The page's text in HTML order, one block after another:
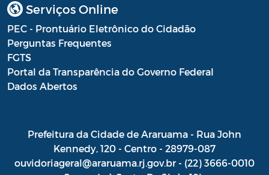
Serviços Online
PEC - Prontuário Eletrônico do Cidadão
Perguntas Frequentes
FGTS
Portal da Transparência do Governo Federal
Dados Abertos
Prefeitura da Cidade de Araruama - Rua John
Kennedy, 120 - Centro - 28979-087
ouvidoriageral@araruama.rj.gov.br - (22) 3666-0010